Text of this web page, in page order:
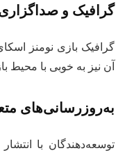
گرافیک و
گرافیک بازی نومنز
آن نیز به خوبی با
به‌روزرسانی‌های
توسعه‌دهندگان با